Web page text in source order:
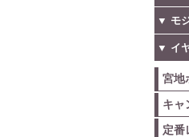
▼ モ
▼ イ
宮地
キャ
定番